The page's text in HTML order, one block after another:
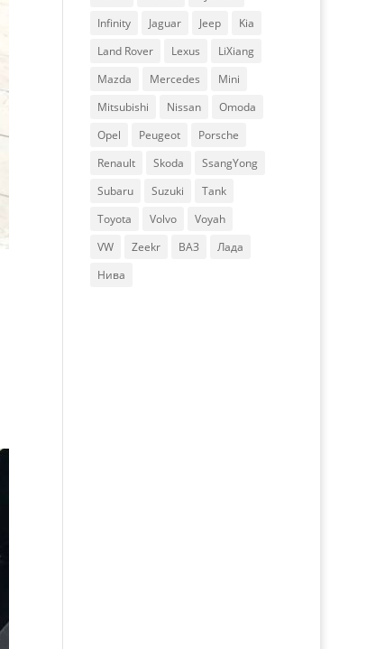
Infinity
Jaguar Jeep
Kia
Land Rover
Lexus
LiXiang
Mazda
Mercedes
Mini
Mitsubishi
Nissan
Omoda
Opel
Peugeot
Porsche
Renault
Skoda
SsangYong
Subaru
Suzuki
Tank
Toyota
Volvo
Voyah
VW
Zeekr ВАЗ
Лада
Нива